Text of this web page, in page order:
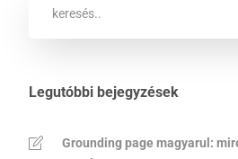
Legutóbbi bejegyzések
Grounding page magyarul: